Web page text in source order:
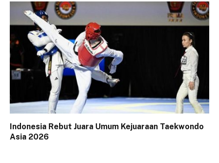
Indonesia Rebut Juara Umum Kejuaraan Taekwondo
Asia 2026